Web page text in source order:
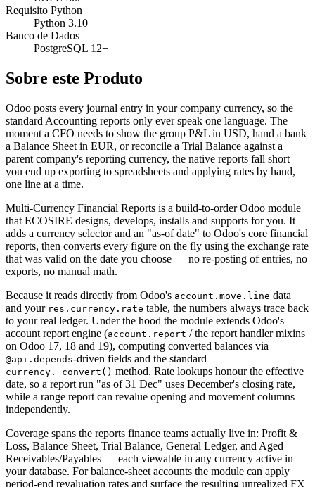
Requisito Python
Python 3.10+
Banco de Dados
PostgreSQL 12+
Sobre este Produto
Odoo posts every journal entry in your company currency, so the
standard Accounting reports only ever speak one language. The
moment a CFO needs to show the group P&L in USD, hand a bank
a Balance Sheet in EUR, or reconcile a Trial Balance against a
parent company's reporting currency, the native reports fall short —
you end up exporting to spreadsheets and applying rates by hand,
one line at a time.
Multi-Currency Financial Reports is a build-to-order Odoo module
that ECOSIRE designs, develops, installs and supports for you. It
adds a currency selector and an "as-of date" to Odoo's core financial
reports, then converts every figure on the fly using the exchange rate
that was valid on the date you choose — no re-posting of entries, no
exports, no manual math.
Because it reads directly from Odoo's account.move.line data
and your res.currency.rate table, the numbers always trace back
to your real ledger. Under the hood the module extends Odoo's
account report engine (account.report / the report handler mixins
on Odoo 17, 18 and 19), computing converted balances via
@api.depends-driven fields and the standard
currency._convert() method. Rate lookups honour the effective
date, so a report run "as of 31 Dec" uses December's closing rate,
while a range report can revalue opening and movement columns
independently.
Coverage spans the reports finance teams actually live in: Profit &
Loss, Balance Sheet, Trial Balance, General Ledger, and Aged
Receivables/Payables — each viewable in any currency active in
your database. For balance-sheet accounts the module can apply
period-end revaluation rates and surface the resulting unrealized FX